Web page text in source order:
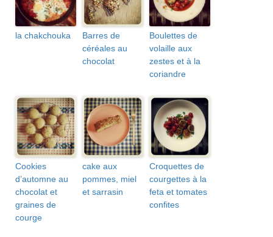
la chakchouka
Barres de
céréales au
chocolat
Boulettes de
volaille aux
zestes et à la
coriandre
Cookies
d’automne au
chocolat et
graines de
courge
cake aux
pommes, miel
et sarrasin
Croquettes de
courgettes à la
feta et tomates
confites